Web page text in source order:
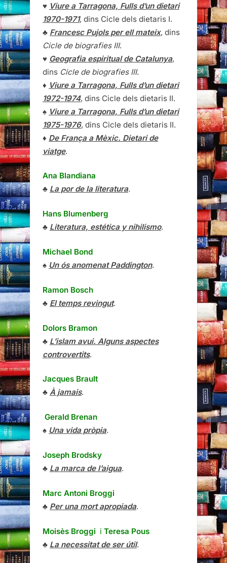
♥ Viure a Tarragona, Fulls d’un dietari
1970-1971, dins Cicle dels dietaris I.
♣ Francesc Pujols per ell mateix, dins
Cicle de biografies III.
♥ Geografia espiritual de Catalunya,
dins Cicle de biografies III.
♦ Viure a Tarragona, Fulls d’un dietari
1972-1974, dins Cicle dels dietaris II.
♠ Viure a Tarragona, Fulls d’un dietari
1975-1976, dins Cicle dels dietaris II.
♦ De França a Mèxic. Dietari de
viatge.
Ana Blandiana
♣ La por de la literatura.
Hans Blumenberg
♣ Literatura, estética y nihilismo.
Michael Bond
♠ Un ós anomenat Paddington.
Ramon Bosch
♣ El temps revingut.
Dolors Bramon
♣ L’islam avui. Alguns aspectes
controvertits.
Jacques Brault
♣ À jamais.
Gerald Brenan
♠ Una vida pròpia.
Joseph Brodsky
♣ La marca de l’aigua.
Marc Antoni Broggi
♣ Per una mort apropiada.
Moisès Broggi i Teresa Pous
♣ La necessitat de ser útil.